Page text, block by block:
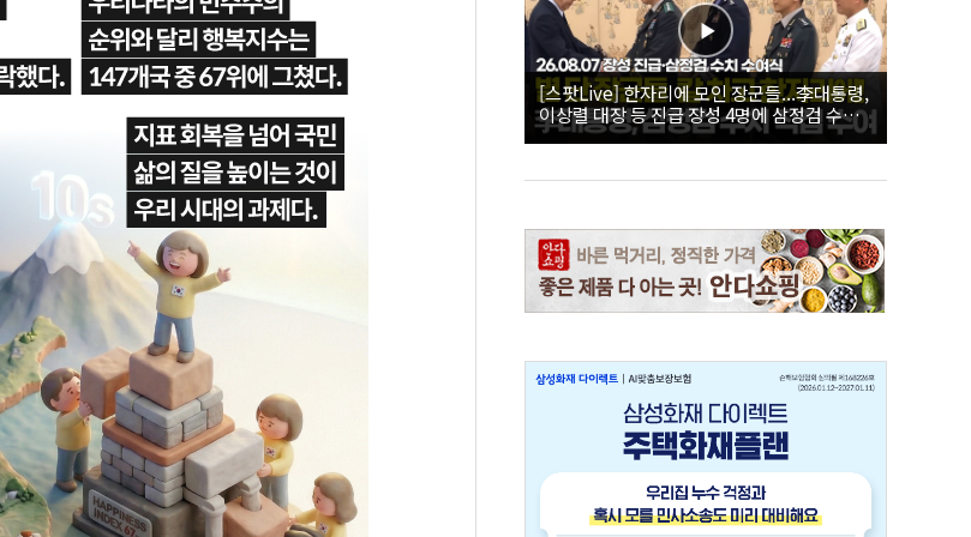
[스팟Live] 한자리에 모인 장군들...李대통령,
이상렬 대장 등 진급 장성 4명에 삼정검 수치
직접 수여｜26.08.07 장성 진급·삼정검 수치